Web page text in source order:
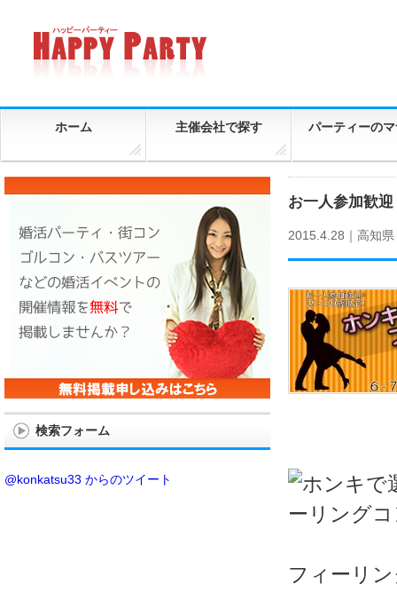
ホーム 主催会社で探す パーティーの
お一人参加歓
2015.4.28｜ 高知県
フィーリ
検索フォーム
@konkatsu33 からのツイート